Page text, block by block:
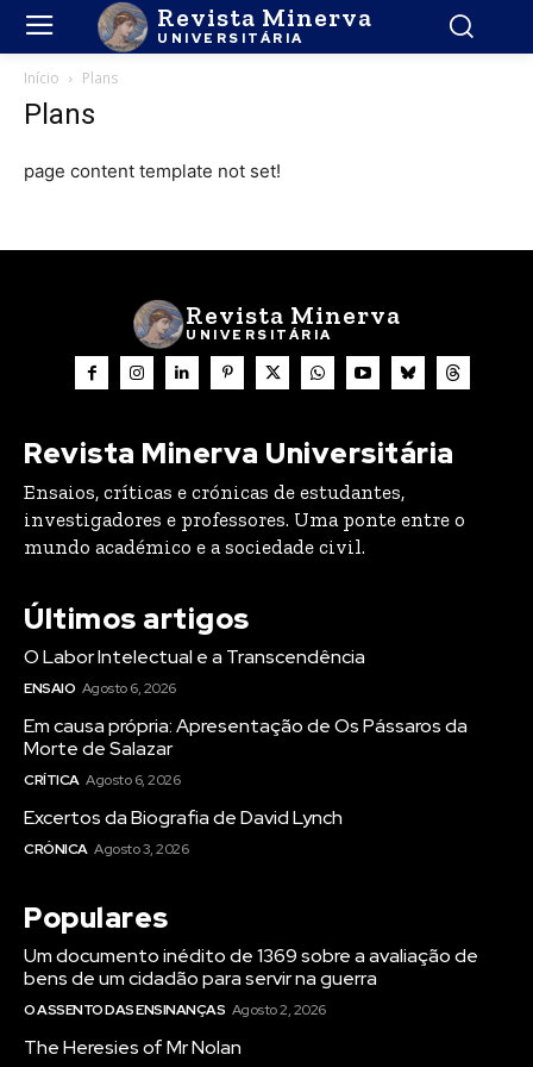
Registe-se na nossa lista de correio e receba mensalmente
no seu email os artigos do mês transacto, ilustrações e
subscrever:
Registe-se na nossa lista de correio e receba mensalmente
no seu email os artigos do mês transacto, ilustrações e
subscrever:
Revista Minerva
UNIVERSITÁRIA
Início Plans
Plans
page content template not set!
Revista Minerva
UNIVERSITÁRIA
Revista Minerva Universitária
Ensaios, críticas e crónicas de estudantes,
investigadores e professores. Uma ponte entre o
mundo académico e a sociedade civil.
Últimos artigos
O Labor Intelectual e a Transcendência
ENSAIO Agosto 6, 2026
Em causa própria: Apresentação de Os Pássaros da
Morte de Salazar
CRÍTICA Agosto 6, 2026
Excertos da Biografia de David Lynch
CRÓNICA Agosto 3, 2026
Populares
Um documento inédito de 1369 sobre a avaliação de
bens de um cidadão para servir na guerra
O ASSENTO DAS ENSINANÇAS Agosto 2, 2026
The Heresies of Mr Nolan